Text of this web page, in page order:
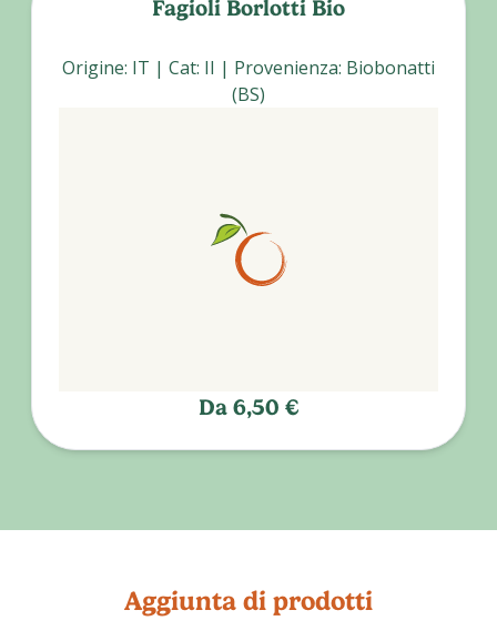
Fagioli Borlotti Bio
Origine: IT | Cat: II | Provenienza: Biobonatti
(BS)
Da 6,50 €
Aggiunta di prodotti